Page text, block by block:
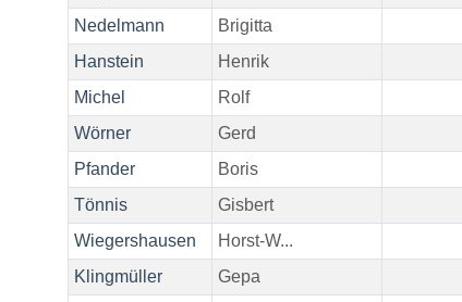
Nedelmann
Brigitta
Hanstein
Henrik
Michel
Rolf
Wörner
Gerd
Pfander
Boris
Tönnis
Gisbert
Wiegershausen
Horst-W...
Klingmüller
Gepa